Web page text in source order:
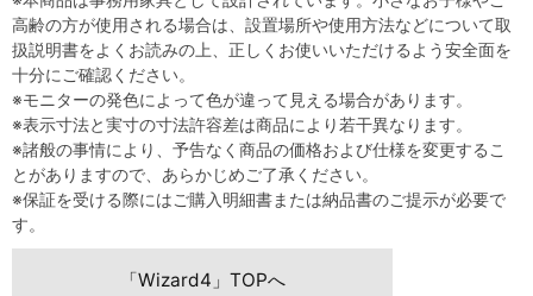
高齢の方が使用される場合は、設置場所や使用方法などについて取
扱説明書をよくお読みの上、正しくお使いいただけるよう安全面を
十分にご確認ください。
※モニターの発色によって色が違って見える場合があります。
※表示寸法と実寸の寸法許容差は商品により若干異なります。
※諸般の事情により、予告なく商品の価格および仕様を変更するこ
とがありますので、あらかじめご了承ください。
※保証を受ける際にはご購入明細書または納品書のご提示が必要で
す。
「Wizard4」TOPへ